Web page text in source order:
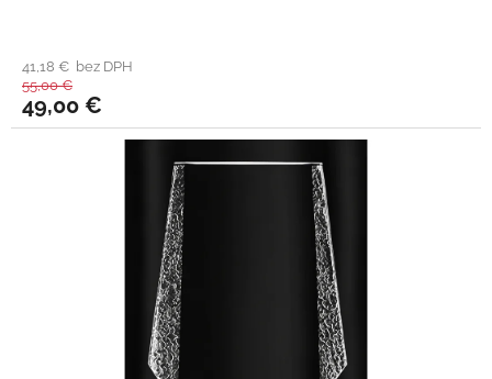
41,18 € bez DPH
55,00 €
49,00 €